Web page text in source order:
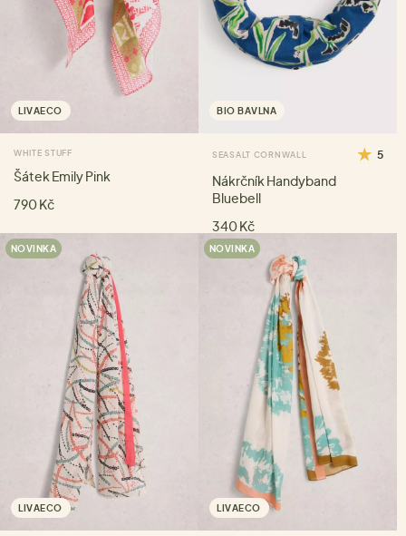
LIVAECO
WHITE STUFF
Šátek Emily Pink
790 Kč
BIO BAVLNA
SEASALT CORNWALL 5
Nákrčník Handyband
Bluebell
340 Kč
NOVINKA
LIVAECO
NOVINKA
LIVAECO